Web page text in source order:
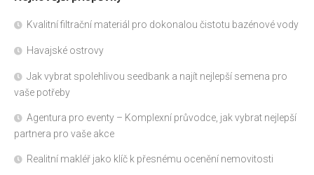
Kvalitní filtrační materiál pro dokonalou čistotu bazénové vody
Havajské ostrovy
Jak vybrat spolehlivou seedbank a najít nejlepší semena pro
vaše potřeby
Agentura pro eventy – Komplexní průvodce, jak vybrat nejlepší
partnera pro vaše akce
Realitní makléř jako klíč k přesnému ocenění nemovitosti